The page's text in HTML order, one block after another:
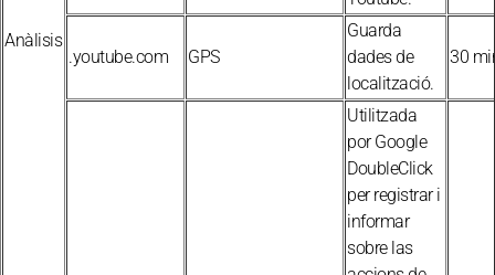
Anàlisis
.youtube.com GPS
Guarda
dades de
localització.
30
Utilitzada
por Google
DoubleClick
per registrar i
informar
sobre las